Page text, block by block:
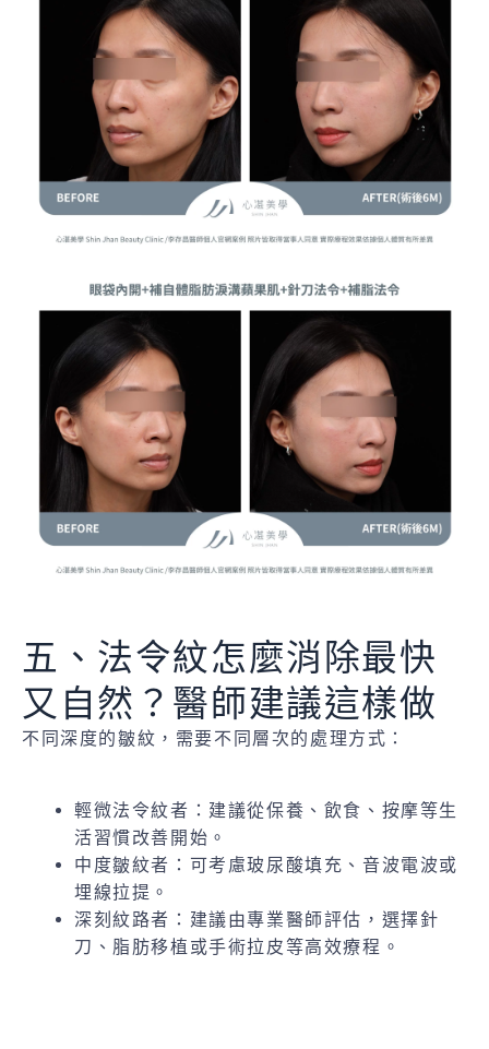
五、法令紋怎麼消除最快
又自然？醫師建議這樣做
不同深度的皺紋，需要不同層次的處理方式：
輕微法令紋者：建議從保養、飲食、按摩等生
活習慣改善開始。
中度皺紋者：可考慮玻尿酸填充、音波電波或
埋線拉提。
深刻紋路者：建議由專業醫師評估，選擇針
刀、脂肪移植或手術拉皮等高效療程。